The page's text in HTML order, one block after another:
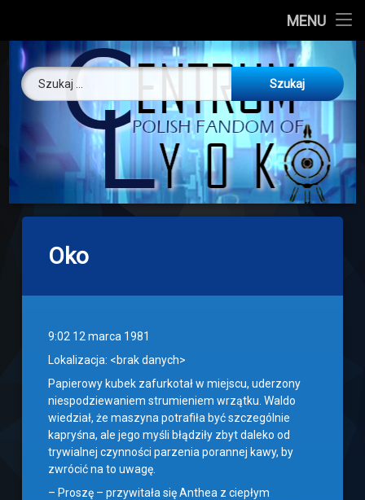
MENU
About us
O nas
Artykuły
Discord
Drogowskaz
Download
Skip
content
Centrum
Szukaj:
Oko
9:02 12 marca 1981
Lokalizacja: <brak danych>
Papierowy kubek zafurkotał w miejscu, uderzony
niespodziewaniem strumieniem wrzątku. Waldo
wiedział, że maszyna potrafiła być szczególnie
kapryśna, ale jego myśli błądziły zbyt daleko od
trywialnej czynności parzenia porannej kawy, by
zwrócić na to uwagę.
– Proszę – przywitała się Anthea z ciepłym